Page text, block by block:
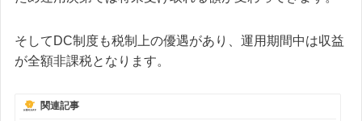
そしてDC制度も税制上の優遇があり、運用期間中は収益
が全額非課税となります。
関連記事